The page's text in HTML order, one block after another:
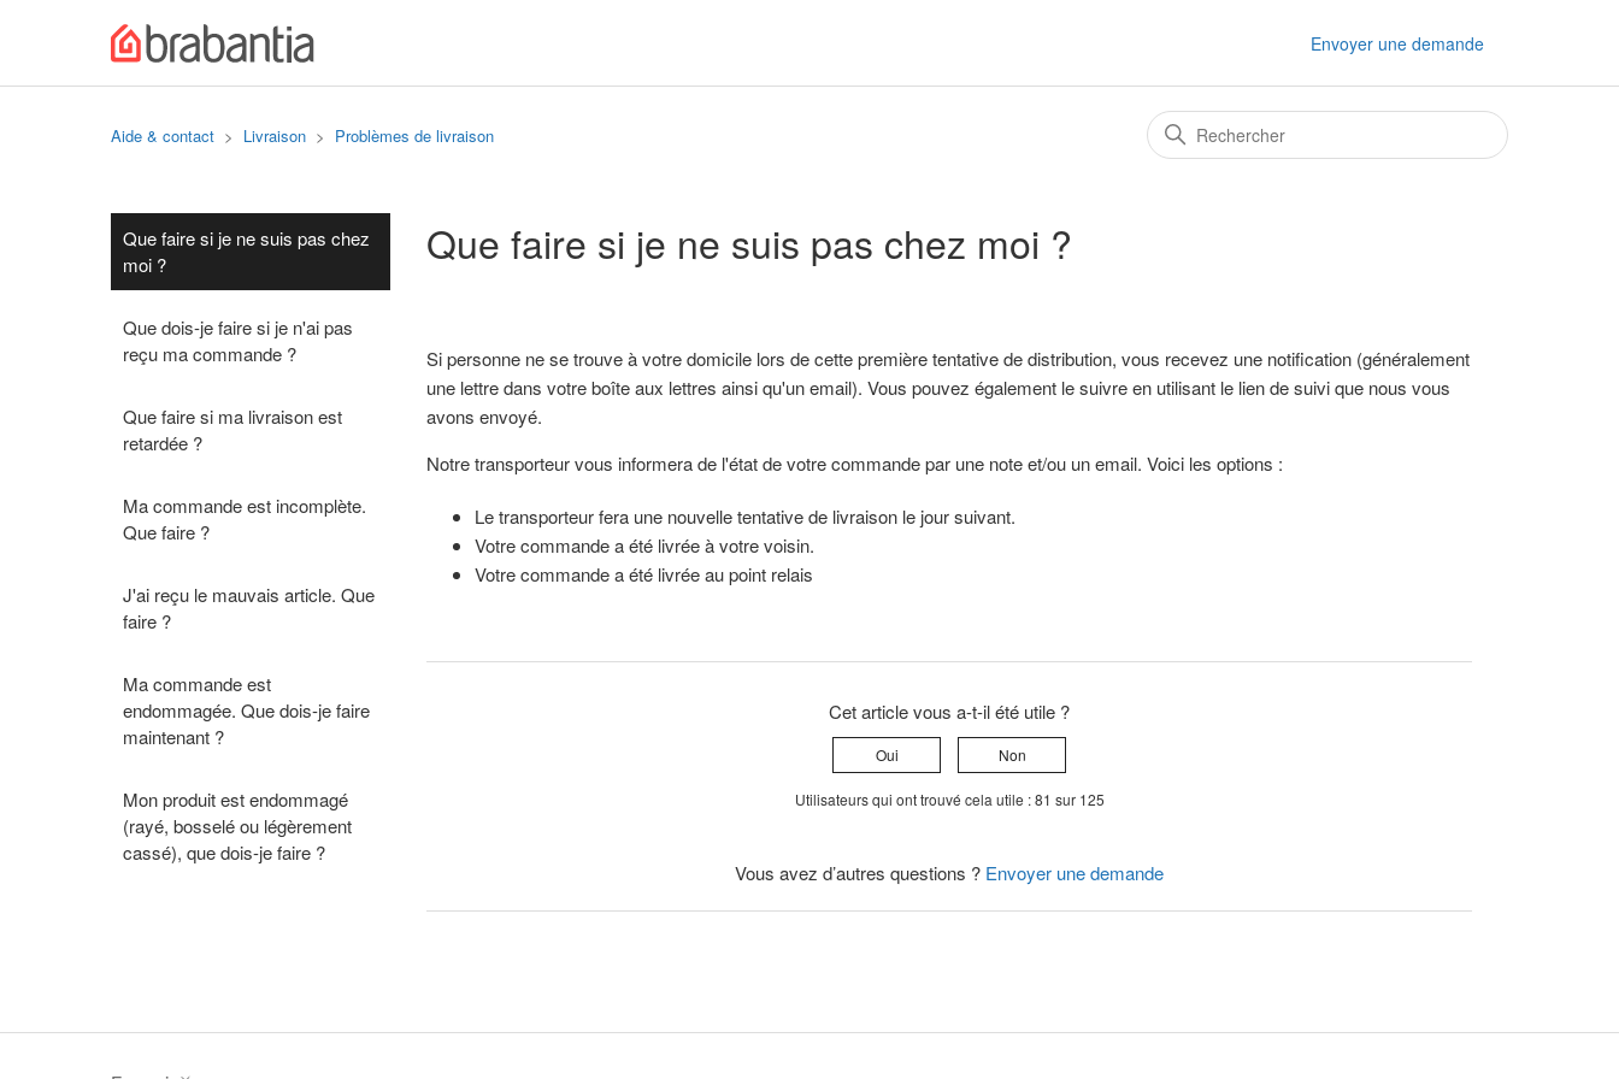
Envoyer une demande
Aide & contact Livraison Problèmes de livraison
Que faire si je ne suis pas chez
moi ?
Que dois-je faire si je n'ai pas
reçu ma commande ?
Que faire si ma livraison est
retardée ?
Ma commande est incomplète.
Que faire ?
J'ai reçu le mauvais article. Que
faire ?
Ma commande est
endommagée. Que dois-je faire
maintenant ?
Mon produit est endommagé
(rayé, bosselé ou légèrement
cassé), que dois-je faire ?
Que faire si je ne suis pas chez moi ?
Si personne ne se trouve à votre domicile lors de cette première tentative de distribution, vous recevez une notification (généralement
une lettre dans votre boîte aux lettres ainsi qu'un email). Vous pouvez également le suivre en utilisant le lien de suivi que nous vous
avons envoyé.
Notre transporteur vous informera de l'état de votre commande par une note et/ou un email. Voici les options :
Le transporteur fera une nouvelle tentative de livraison le jour suivant.
Votre commande a été livrée à votre voisin.
Votre commande a été livrée au point relais
Cet article vous a-t-il été utile ?
Oui Non
Utilisateurs qui ont trouvé cela utile : 81 sur 125
Vous avez d’autres questions ? Envoyer une demande